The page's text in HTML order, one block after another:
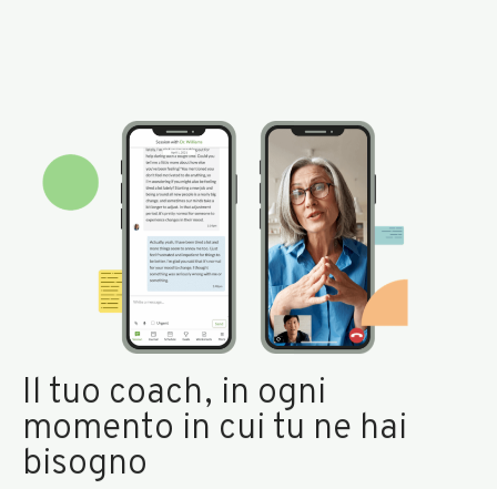
Il tuo coach, in ogni
momento in cui tu ne hai
bisogno